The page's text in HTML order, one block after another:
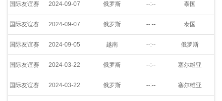
国际友谊赛 2024-09-07 俄罗斯 --:-- 泰国
国际友谊赛 2024-09-07 俄罗斯 --:-- 泰国
国际友谊赛 2024-09-05 越南 --:-- 俄罗斯
国际友谊赛 2024-03-22 俄罗斯 --:-- 塞尔维亚
国际友谊赛 2024-03-22 俄罗斯 --:-- 塞尔维亚